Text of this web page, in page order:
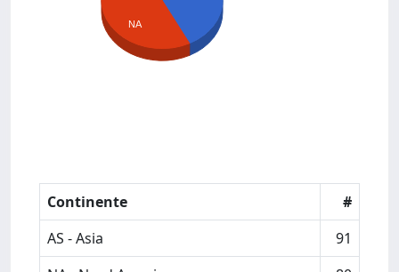
NA
Continente
#
AS - Asia
91